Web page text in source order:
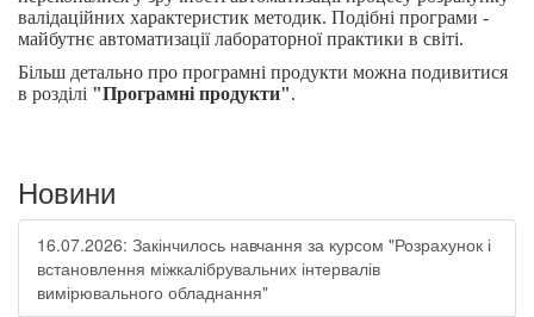
валідаційних характеристик методик. Подібні програми -
майбутнє автоматизації лабораторної практики в світі.
Більш детально про програмні продукти можна подивитися
в розділі "Програмні продукти".
Новини
16.07.2026: Закінчилось навчання за курсом "Розрахунок і
встановлення міжкалібрувальних інтервалів
вимірювального обладнання"